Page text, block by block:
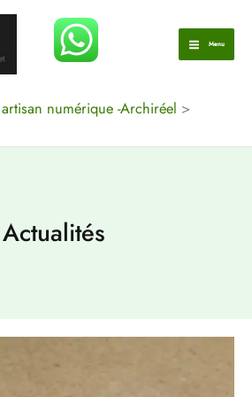
Menu
numérique -Archiréel
Actualités